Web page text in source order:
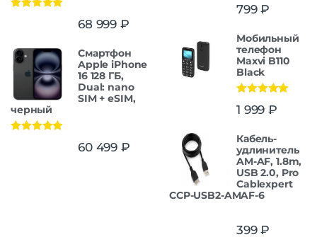
68 999 ₽
Смартфон
Apple iPhone
16 128 ГБ,
Dual: nano
SIM + eSIM,
черный
60 499 ₽
799₽
Мобильный
телефон
Maxvi B110
Black
из 5
1 999 ₽
Кабель-
удлинитель
AM-AF, 1.8m,
USB 2.0, Pro
Cablexpert
CCP-USB2-AMAF-6
399₽